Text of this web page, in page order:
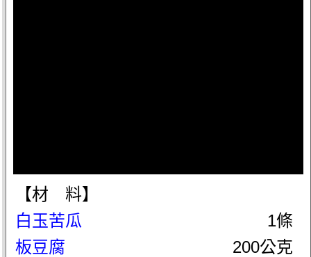
【材 料】
白玉苦瓜
1條
板豆腐
200公克